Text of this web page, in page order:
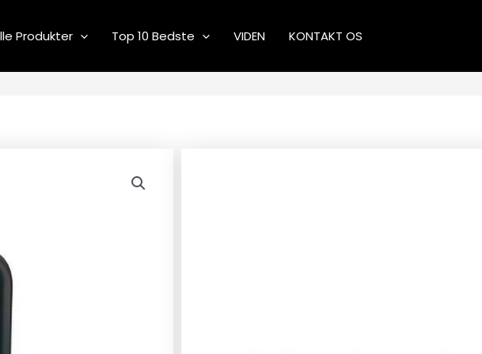
Produkter Top 10 Bedste VIDEN KONTAKT OS